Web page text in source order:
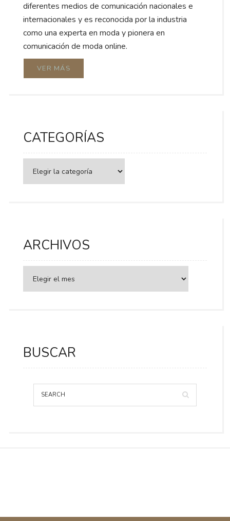
diferentes medios de comunicación nacionales e
internacionales y es reconocida por la industria
como una experta en moda y pionera en
comunicación de moda online.
VER MÁS
CATEGORÍAS
ARCHIVOS
BUSCAR